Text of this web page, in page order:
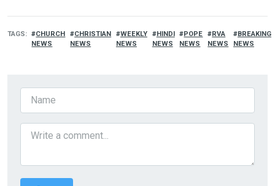
TAGS
CHURCH
NEWS
CHRISTIAN
NEWS
WEEKLY
NEWS
HINDI
NEWS
POPE
NEWS
RVA
NEWS
BREAKING
NEWS